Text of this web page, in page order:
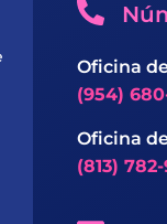
Oficina
(954)
Oficina
(813)